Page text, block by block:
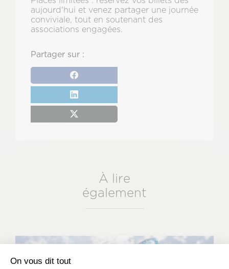
On vous dit tout
aujourd'hui et venez partager une journée
conviviale, tout en soutenant des
associations engagées.
Partager sur :
À lire
également